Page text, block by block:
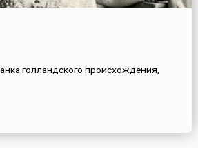
голландского происхождения,